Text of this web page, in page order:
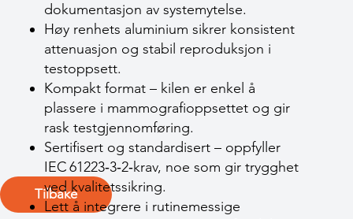
Tilbake
dokumentasjon av systemytelse.
Høy renhets aluminium sikrer konsistent
attenuasjon og stabil reproduksjon i
testoppsett.
Kompakt format – kilen er enkel å
plassere i mammografioppsettet og gir
rask testgjennomføring.
Sertifisert og standardisert – oppfyller
IEC 61223‑3‑2‑krav, noe som gir trygghet
ved kvalitetssikring.
Lett å integrere i rutinemessige